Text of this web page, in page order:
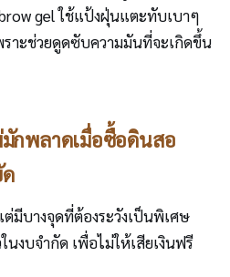
gel ใช้แป้งฝุ่นแตะทับเบาๆ
าะช่วยดูดซับความมันที่จะเกิดขึ้น
กพลาดเมื่อซื้อดินสอ
มีบางจุดที่ต้องระวังเป็นพิเศษ
งบจำกัด เพื่อไม่ให้เสียเงินฟรี